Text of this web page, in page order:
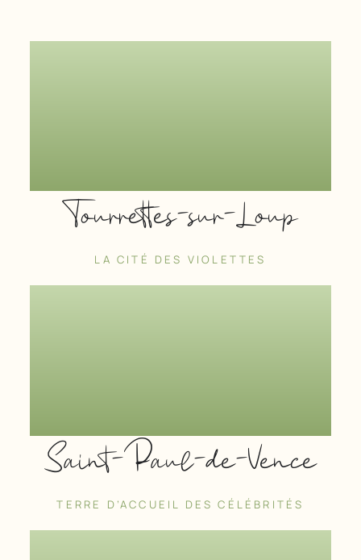
Tourrettes-sur-Loup
LA CITÉ DES VIOLETTES
Saint-Paul-de-Vence
TERRE D’ACCUEIL DES CÉLÉBRITÉS